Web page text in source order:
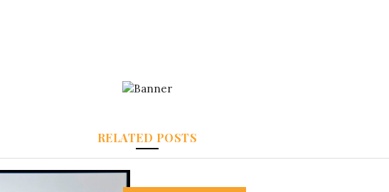
RELATED POSTS